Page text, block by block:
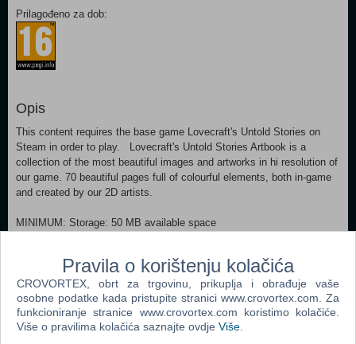
Prilagođeno za dob:
Opis
This content requires the base game Lovecraft's Untold Stories on
Steam in order to play. Lovecraft's Untold Stories Artbook is a
collection of the most beautiful images and artworks in hi resolution of
our game. 70 beautiful pages full of colourful elements, both in-game
and created by our 2D artists.
MINIMUM: Storage: 50 MB available space
Dodaj u košaricu
Popularno
Grand Theft Auto San Andreas (PC)
Pravila o korištenju kolačića
CROVORTEX, obrt za trgovinu, prikuplja i obrađuje vaše
osobne podatke kada pristupite stranici www.crovortex.com. Za
funkcioniranje stranice www.crovortex.com koristimo kolačiće.
Više o pravilima kolačića saznajte ovdje Više